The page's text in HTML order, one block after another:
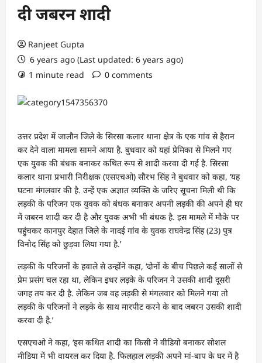
दी जबरन शादी
Ranjeet Gupta
6 years ago (Last updated: 6 years ago)
1 minute read
0 comments
उत्तर प्रदेश में जालौन जिले के सिरसा कलार थाना क्षेत्र के एक गांव से हैरान
कर देने वाला मामला सामने आया है. बुधवार को यहां प्रेमिका से मिलने गए
एक युवक की बंधक बनाकर कथित रूप से शादी करवा दी गई है. सिरसा
कलार थाना प्रभारी निरीक्षक (एसएचओ) सौरभ सिंह ने बुधवार को कहा, ‘यह
घटना मंगलवार की है. उन्हें एक अज्ञात व्यक्ति के जरिए सूचना मिली थी कि
लड़की के परिजन एक युवक को बंधक बनाकर अपनी लड़की की अपने ही घर
में जबरन शादी कर दी है और युवक अभी भी बंधक है. इस मामले में मौके पर
पहुंचकर कानपुर देहात जिले के नादई गांव के युवक राघवेन्द्र सिंह (23) पुत्र
विनोद सिंह को छुड़वा लिया गया है.’
लड़की के परिजनों के हवाले से उन्होंने कहा, ‘दोनों के बीच पिछले कई सालों से
प्रेम प्रसंग चल रहा था, लेकिन इधर लड़के के परिजन ने उसकी शादी दूसरी
जगह तय कर दी है. लेकिन जब वह लड़की से मंगलवार को मिलने गया तो
लड़की के परिजनों ने लड़के के साथ मारपीट करने के बाद जबरन उसकी शादी
करवा दी है.’
एसएचओ ने कहा, ‘इस कथित शादी का किसी ने वीडियो बनाकर सोशल
मीडिया में भी वायरल कर दिया है. फिलहाल लड़की अपने मां-बाप के घर में है